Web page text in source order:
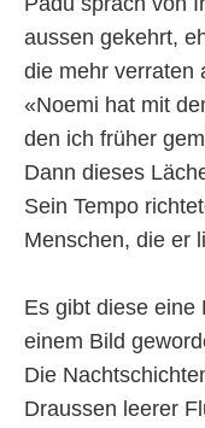
aussen gekehrt,
die mehr verraten
«Noemi hat mit
den ich früher
Dann dieses
Sein Tempo
Menschen, die er
Es gibt diese eine
einem Bild
Die
Draussen leerer